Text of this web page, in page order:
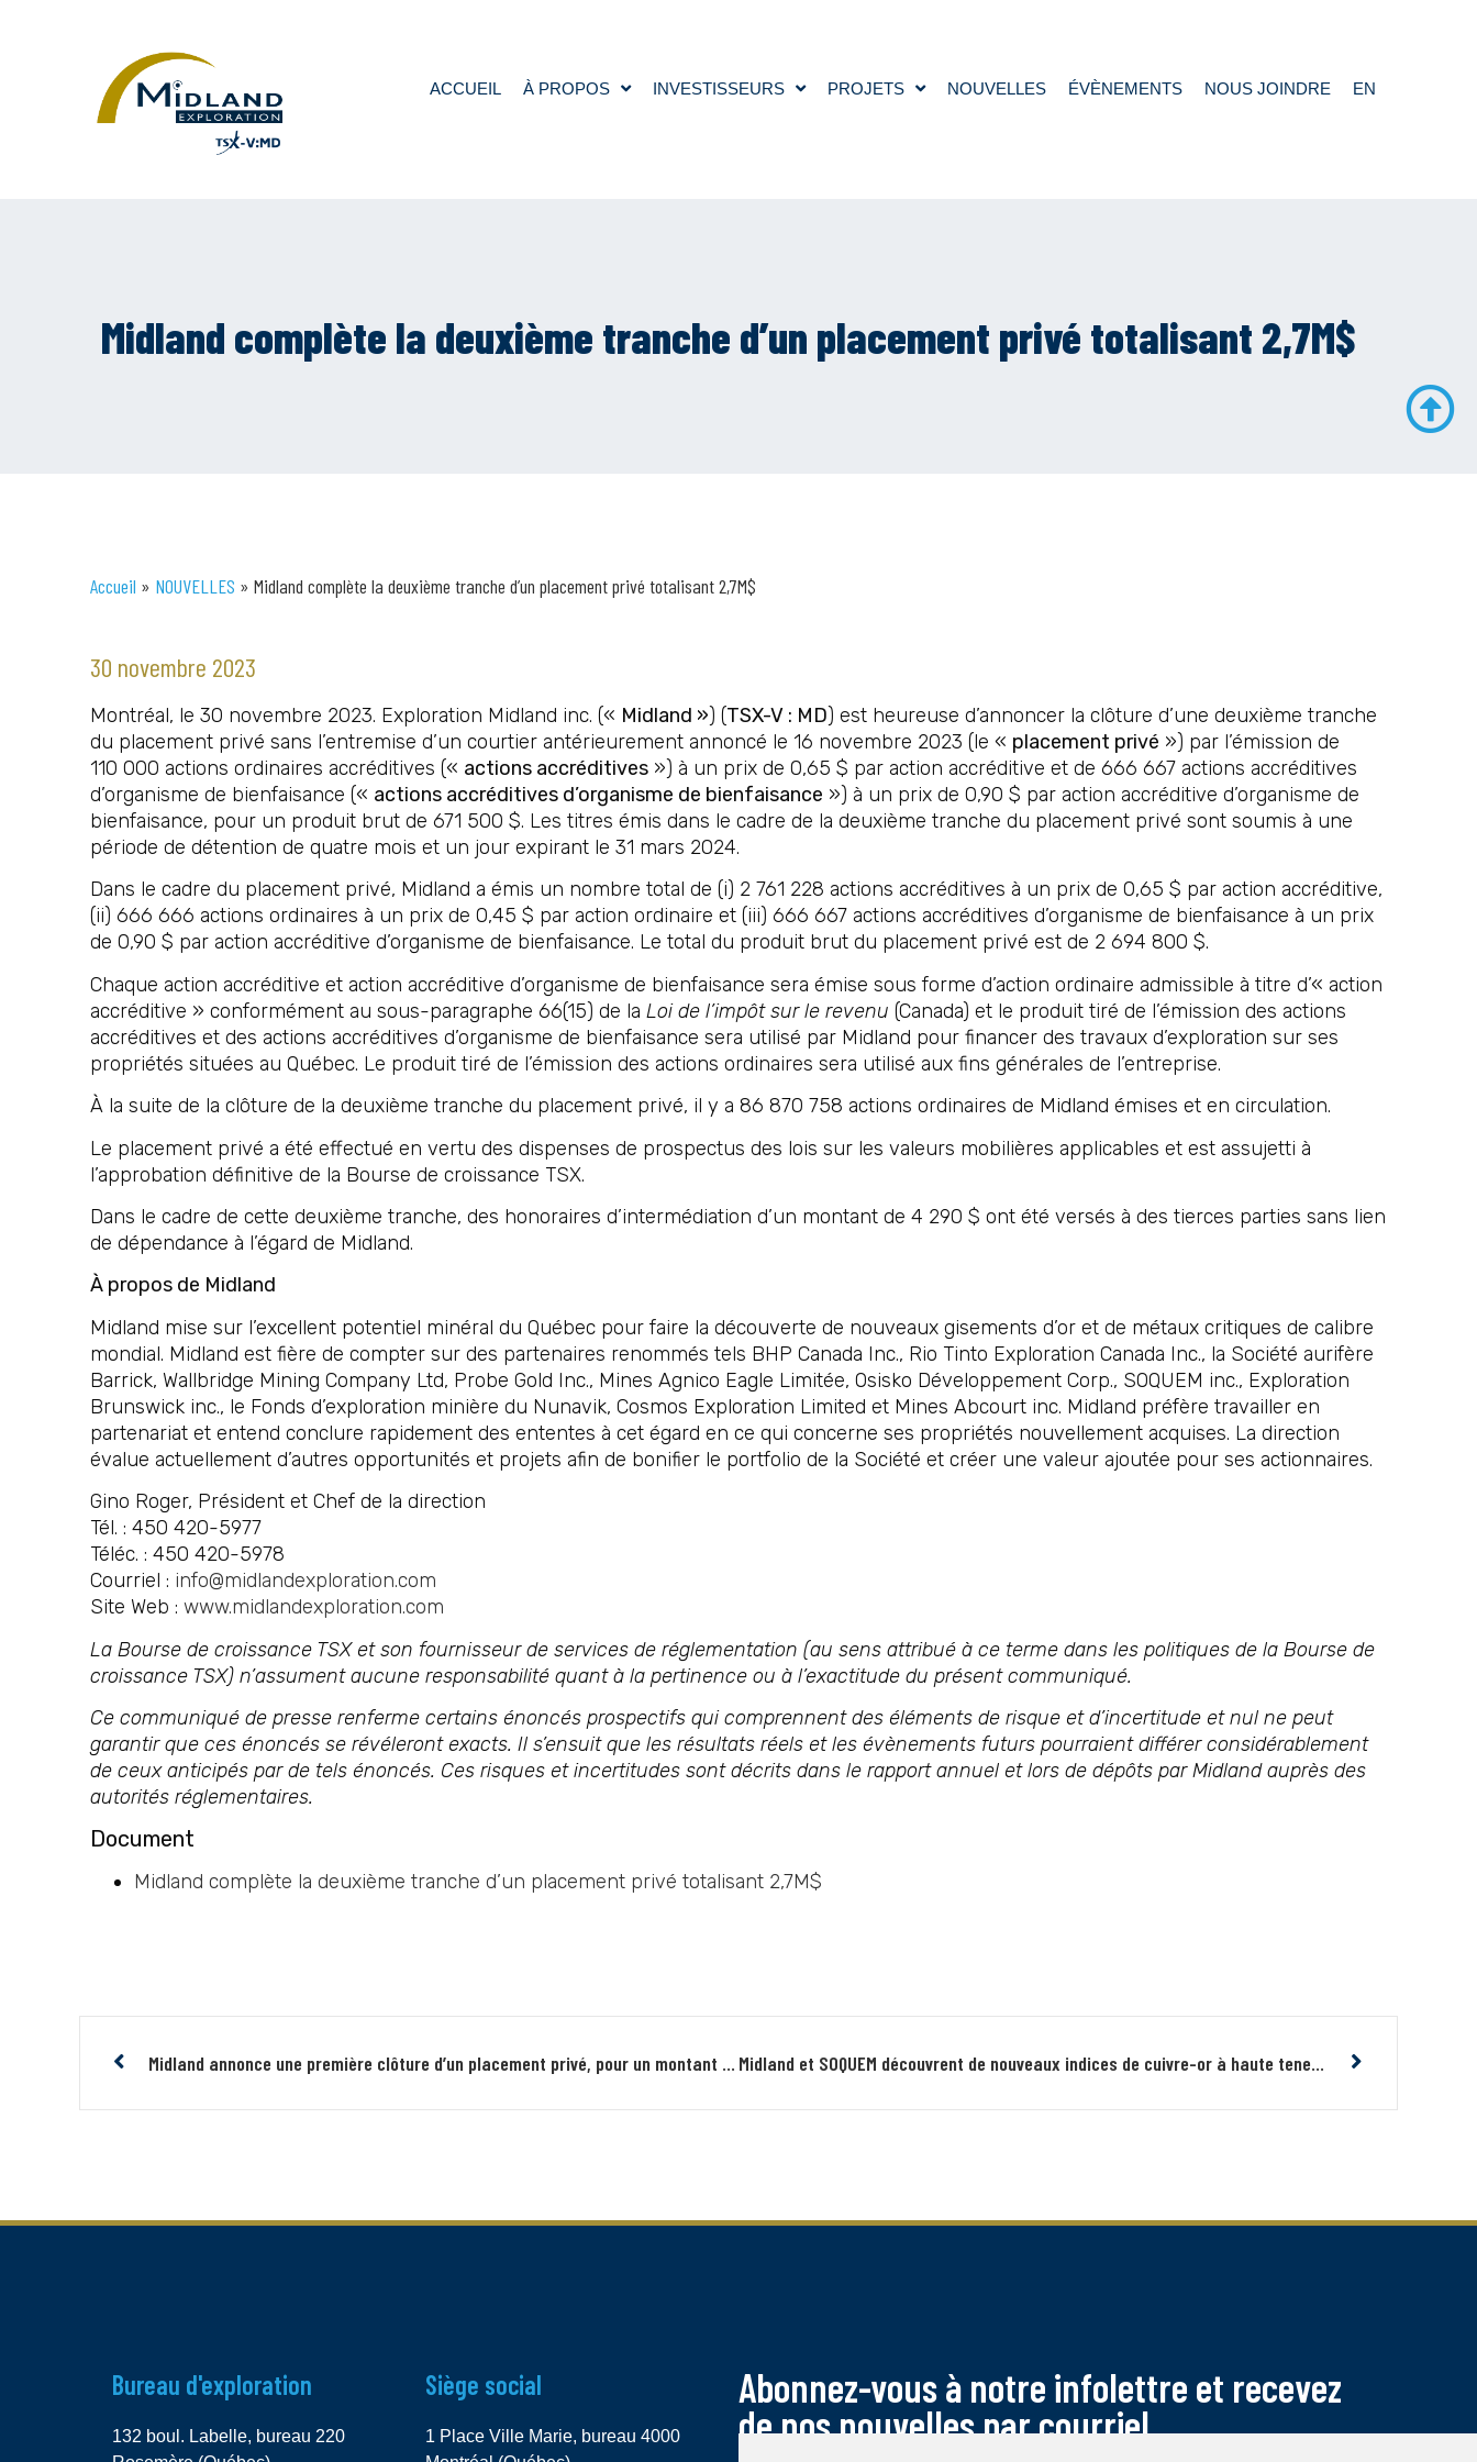
ACCUEIL À PROPOS INVESTISSEURS PROJETS NOUVELLES ÉVÈNEMENTS NOUS JOINDRE EN
Midland complète la deuxième tranche d’un placement privé totalisant 2,7M$
Accueil » NOUVELLES » Midland complète la deuxième tranche d’un placement privé totalisant 2,7M$
30 novembre 2023
Montréal, le 30 novembre 2023. Exploration Midland inc. (« Midland ») (TSX-V : MD) est heureuse d’annoncer la clôture d’une deuxième tranche
du placement privé sans l’entremise d’un courtier antérieurement annoncé le 16 novembre 2023 (le « placement privé ») par l’émission de
110 000 actions ordinaires accréditives (« actions accréditives ») à un prix de 0,65 $ par action accréditive et de 666 667 actions accréditives
d’organisme de bienfaisance (« actions accréditives d’organisme de bienfaisance ») à un prix de 0,90 $ par action accréditive d’organisme de
bienfaisance, pour un produit brut de 671 500 $. Les titres émis dans le cadre de la deuxième tranche du placement privé sont soumis à une
période de détention de quatre mois et un jour expirant le 31 mars 2024.
Dans le cadre du placement privé, Midland a émis un nombre total de (i) 2 761 228 actions accréditives à un prix de 0,65 $ par action accréditive,
(ii) 666 666 actions ordinaires à un prix de 0,45 $ par action ordinaire et (iii) 666 667 actions accréditives d’organisme de bienfaisance à un prix
de 0,90 $ par action accréditive d’organisme de bienfaisance. Le total du produit brut du placement privé est de 2 694 800 $.
Chaque action accréditive et action accréditive d’organisme de bienfaisance sera émise sous forme d’action ordinaire admissible à titre d’« action
accréditive » conformément au sous-paragraphe 66(15) de la Loi de l’impôt sur le revenu (Canada) et le produit tiré de l’émission des actions
accréditives et des actions accréditives d’organisme de bienfaisance sera utilisé par Midland pour financer des travaux d’exploration sur ses
propriétés situées au Québec. Le produit tiré de l’émission des actions ordinaires sera utilisé aux fins générales de l’entreprise.
À la suite de la clôture de la deuxième tranche du placement privé, il y a 86 870 758 actions ordinaires de Midland émises et en circulation.
Le placement privé a été effectué en vertu des dispenses de prospectus des lois sur les valeurs mobilières applicables et est assujetti à
l’approbation définitive de la Bourse de croissance TSX.
Dans le cadre de cette deuxième tranche, des honoraires d’intermédiation d’un montant de 4 290 $ ont été versés à des tierces parties sans lien
de dépendance à l’égard de Midland.
À propos de Midland
Midland mise sur l’excellent potentiel minéral du Québec pour faire la découverte de nouveaux gisements d’or et de métaux critiques de calibre
mondial. Midland est fière de compter sur des partenaires renommés tels BHP Canada Inc., Rio Tinto Exploration Canada Inc., la Société aurifère
Barrick, Wallbridge Mining Company Ltd, Probe Gold Inc., Mines Agnico Eagle Limitée, Osisko Développement Corp., SOQUEM inc., Exploration
Brunswick inc., le Fonds d’exploration minière du Nunavik, Cosmos Exploration Limited et Mines Abcourt inc. Midland préfère travailler en
partenariat et entend conclure rapidement des ententes à cet égard en ce qui concerne ses propriétés nouvellement acquises. La direction
évalue actuellement d’autres opportunités et projets afin de bonifier le portfolio de la Société et créer une valeur ajoutée pour ses actionnaires.
Gino Roger, Président et Chef de la direction
Tél. : 450 420-5977
Téléc. : 450 420-5978
Courriel : info@midlandexploration.com
Site Web : www.midlandexploration.com
La Bourse de croissance TSX et son fournisseur de services de réglementation (au sens attribué à ce terme dans les politiques de la Bourse de
croissance TSX) n’assument aucune responsabilité quant à la pertinence ou à l’exactitude du présent communiqué.
Ce communiqué de presse renferme certains énoncés prospectifs qui comprennent des éléments de risque et d’incertitude et nul ne peut
garantir que ces énoncés se révéleront exacts. Il s’ensuit que les résultats réels et les évènements futurs pourraient différer considérablement
de ceux anticipés par de tels énoncés. Ces risques et incertitudes sont décrits dans le rapport annuel et lors de dépôts par Midland auprès des
autorités réglementaires.
Document
Midland complète la deuxième tranche d’un placement privé totalisant 2,7M$
Midland annonce une première clôture d’un placement privé, pour un montant de 2,0M$ Midland et SOQUEM découvrent de nouveaux indices de cuivre-or à haute teneur sur Nachicapau au Nunavik
Bureau d'exploration
132 boul. Labelle, bureau 220
Siège social
1 Place Ville Marie, bureau 4000
Abonnez-vous à notre infolettre et recevez
de nos nouvelles par courriel